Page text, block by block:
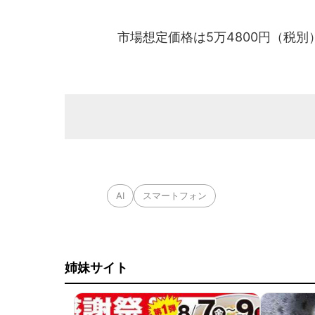
市場想定価格は5万4800円（税別
AI スマートフォン
姉妹サイト